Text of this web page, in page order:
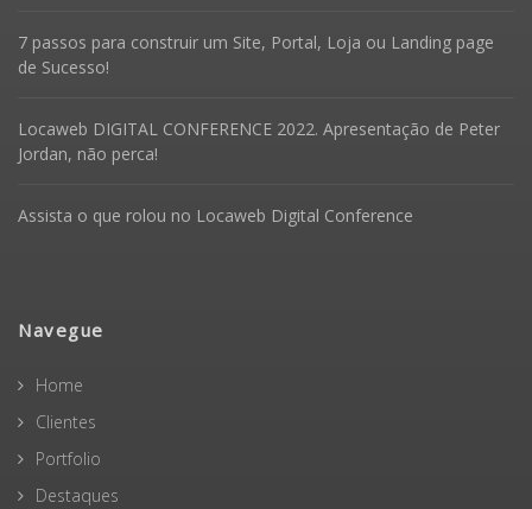
7 passos para construir um Site, Portal, Loja ou Landing page
de Sucesso!
Locaweb DIGITAL CONFERENCE 2022. Apresentação de Peter
Jordan, não perca!
Assista o que rolou no Locaweb Digital Conference
Navegue
Home
Clientes
Portfolio
Destaques